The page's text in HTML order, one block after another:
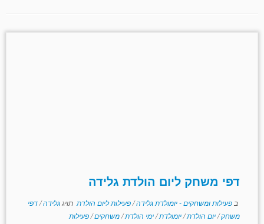
דפי משחק ליום הולדת גלידה
ב פעילות ומשחקים - יומולדת גלידה/פעילות ליום הולדת תויגגלידה/דפי
משחק/יום הולדת/יומולדת/ימי הולדת/משחקים/פעילות